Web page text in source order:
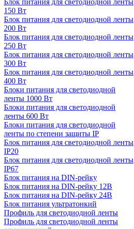
Блок питания для светодиодной ленты
150 Вт
Блок питания для светодиодной ленты
200 Вт
Блок питания для светодиодной ленты
250 Вт
Блок питания для светодиодной ленты
300 Вт
Блок питания для светодиодной ленты
400 Вт
Блоки питания для светодиодной
ленты 1000 Вт
Блоки питания для светодиодной
ленты 600 Вт
Блоки питания для светодиодной
ленты по степени защиты IP
Блок питания для светодиодной ленты
IP20
Блок питания для светодиодной ленты
IP67
Блок питания на DIN-рейку
Блок питания на DIN-рейку 12В
Блок питания на DIN-рейку 24В
Блок питания ультратонкий
Профиль для светодиодной ленты
Профиль для светодиодной ленты